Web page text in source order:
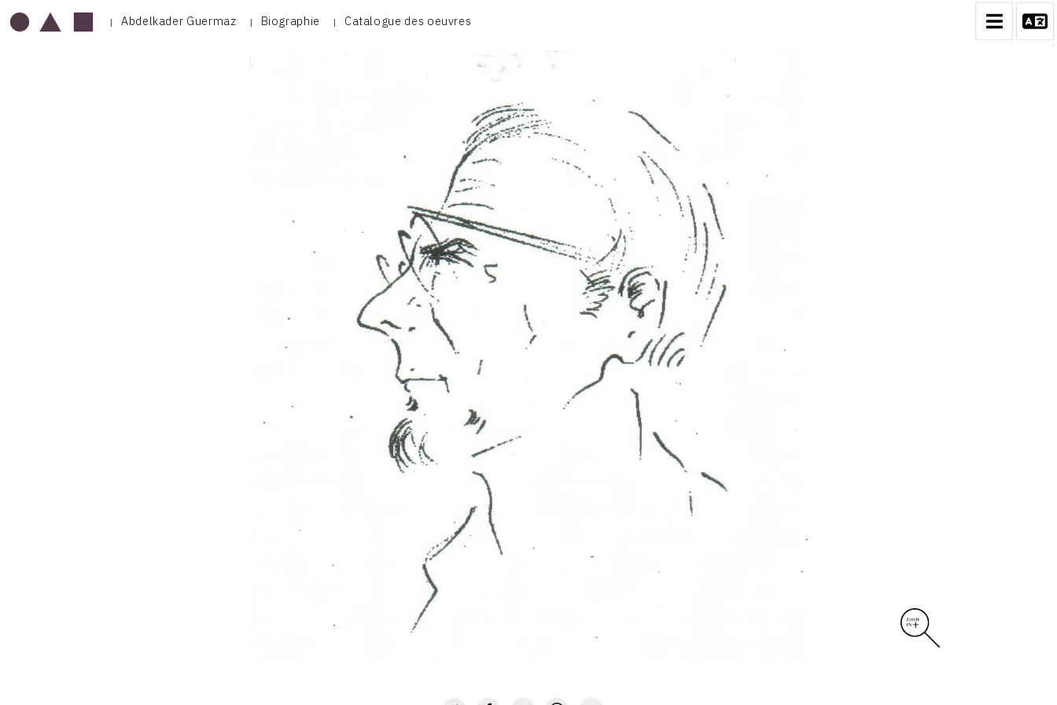
Abdelkader Guermaz Biographie Catalogue des oeuvres
A – RÉALITÉ POÉTIQUE – 1940-1960
B – COMPOSITIONS ABSTRAITES – 1960-1968
C – SILENCE ET LUMIÈRE – 1968-1972
E – PAYSAGES SYMBOLIQUES – 1975-1996
DESSINS – GRAVURES – GOUACHES – AQUARELLES
CONTACT